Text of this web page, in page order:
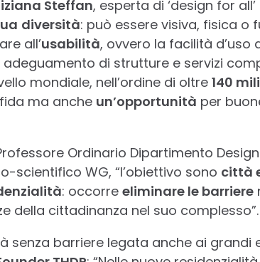
Steffan, esperta di ‘design for
diversità: può essere visiva, fisica o
all’usabilità, ovvero la facilità d’uso
di strutture e servizi
mondiale, nell’ordine di oltre 140
ma anche un’opportunità per
Ordinario Dipartimento
scientifico WG, “l’obiettivo sono città
: occorre eliminare le barriere
della cittadinanza nel suo complesso”.
senza barriere legata anche ai grandi